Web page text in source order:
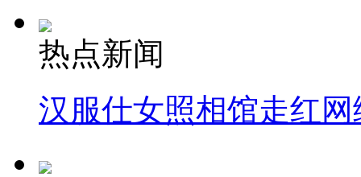
热点新闻
汉服仕女照相馆走红网